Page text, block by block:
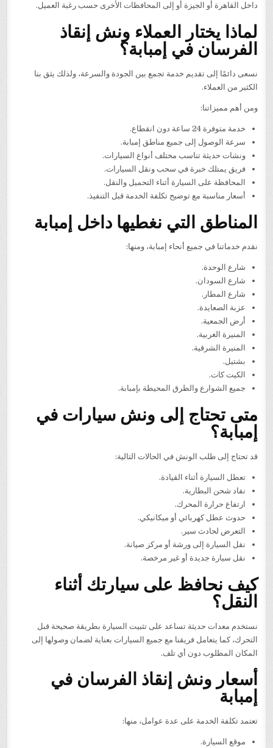
داخل القاهرة أو الجيزة أو إلى المحافظات الأخرى حسب رغبة العميل.
لماذا يختار العملاء ونش إنقاذ
الفرسان في إمبابة؟
نسعى دائمًا إلى تقديم خدمة تجمع بين الجودة والسرعة، ولذلك يثق بنا
الكثير من العملاء.
ومن أهم مميزاتنا:
خدمة متوفرة 24 ساعة دون انقطاع.
سرعة الوصول إلى جميع مناطق إمبابة.
ونشات حديثة تناسب مختلف أنواع السيارات.
فريق يمتلك خبرة في سحب ونقل السيارات.
المحافظة على السيارة أثناء التحميل والنقل.
أسعار مناسبة مع توضيح تكلفة الخدمة قبل التنفيذ.
المناطق التي نغطيها داخل إمبابة
نقدم خدماتنا في جميع أنحاء إمبابة، ومنها:
شارع الوحدة.
شارع السودان.
شارع المطار.
عزبة الصعايدة.
أرض الجمعية.
المنيرة الغربية.
المنيرة الشرقية.
بشتيل.
الكيت كات.
جميع الشوارع والطرق المحيطة بإمبابة.
متى تحتاج إلى ونش سيارات في
إمبابة؟
قد تحتاج إلى طلب الونش في الحالات التالية:
تعطل السيارة أثناء القيادة.
نفاد شحن البطارية.
ارتفاع حرارة المحرك.
حدوث عطل كهربائي أو ميكانيكي.
التعرض لحادث سير.
نقل السيارة إلى ورشة أو مركز صيانة.
نقل سيارة جديدة أو غير مرخصة.
كيف نحافظ على سيارتك أثناء
النقل؟
نستخدم معدات حديثة تساعد على تثبيت السيارة بطريقة صحيحة قبل
التحرك، كما يتعامل فريقنا مع جميع السيارات بعناية لضمان وصولها إلى
المكان المطلوب دون أي تلف.
أسعار ونش إنقاذ الفرسان في
إمبابة
تعتمد تكلفة الخدمة على عدة عوامل، منها:
موقع السيارة.